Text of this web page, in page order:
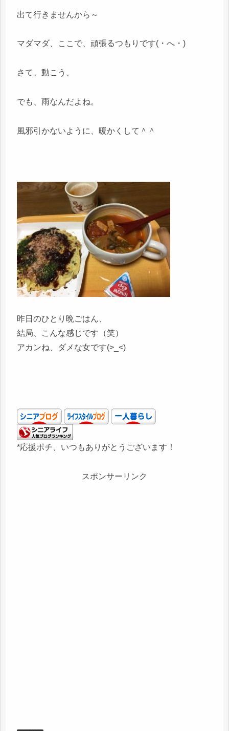
出て行きませんから～
マダマダ、ここで、頑張るつもりです(・へ・)
さて、動こう、
でも、雨なんだよね。
風邪引かないように、暖かくして＾＾
昨日のひとり晩ごはん、
結局、こんな感じです（笑）
アカンね、ダメな女です(>_<)
*応援ポチ、いつもありがとうございます！
スポンサーリンク